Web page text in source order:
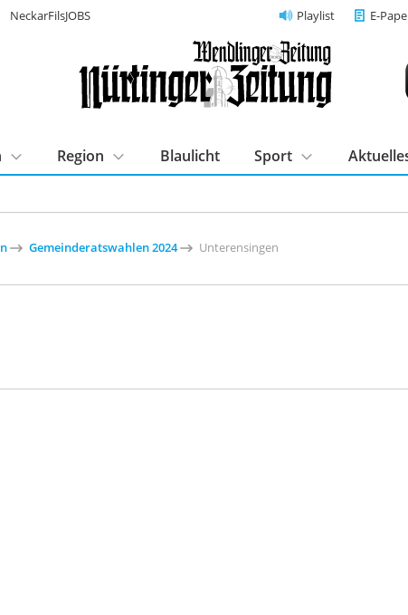
Playlist E-
Region Blaulicht Sport
NeckarFilsJOBS
Gemeinderatswahlen 2024 Unterensingen